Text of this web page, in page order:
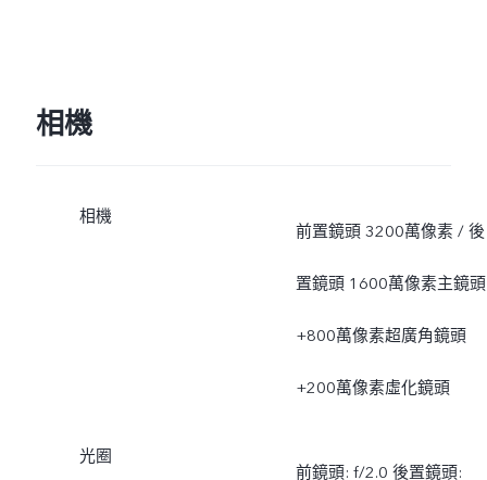
相機
相機
前置鏡頭 3200萬像素 / 後
置鏡頭 1600萬像素主鏡頭
+800萬像素超廣角鏡頭
+200萬像素虛化鏡頭
光圈
前鏡頭: f/2.0 後置鏡頭: